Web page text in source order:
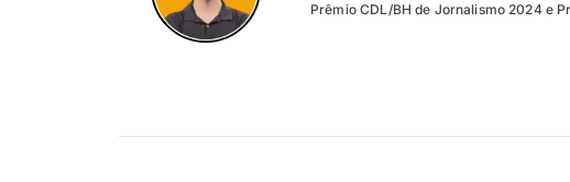
Prêmio CDL/BH de Jornalismo 2024 e